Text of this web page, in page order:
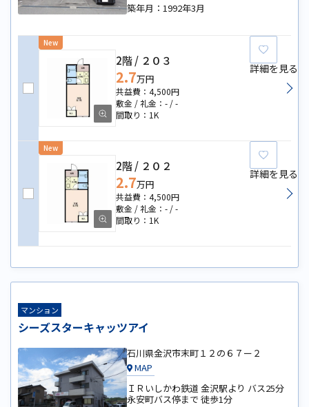
築年月： 1992年3月
2階 ２０３
2.7万円
4,500円
-
-
1K
New
詳細を見る
2階 ２０２
2.7万円
4,500円
-
-
1K
New
詳細を見る
マンション
シーズスターキャッツアイ
石川県金沢市末町１２の６７ー２
MAP
ＩＲいしかわ鉄道 金沢駅より バス25分
永安町バス停まで 徒歩1分